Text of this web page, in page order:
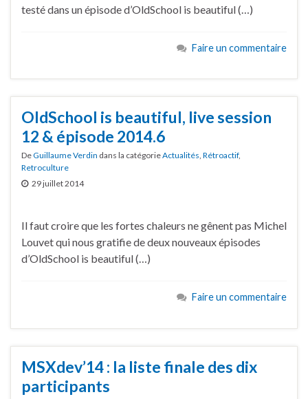
testé dans un épisode d’OldSchool is beautiful (…)
Faire un commentaire
OldSchool is beautiful, live session
12 & épisode 2014.6
DeGuillaume Verdin dans la catégorieActualités, Rétroactif,
Retroculture
29 juillet 2014
Il faut croire que les fortes chaleurs ne gênent pas Michel
Louvet qui nous gratifie de deux nouveaux épisodes
d’OldSchool is beautiful (…)
Faire un commentaire
MSXdev’14 : la liste finale des dix
participants